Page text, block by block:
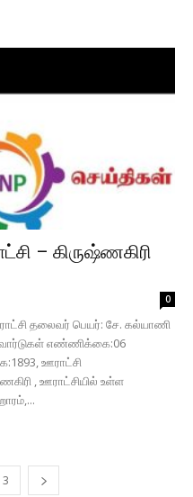
– கிருஷ்ணகிரி
0
தலைவர் பெயர்: சே. கல்யாணி
வார்டுகள் எண்ணிக்கை:06
ஊராட்சி
, ஊராட்சியில் உள்ள
3